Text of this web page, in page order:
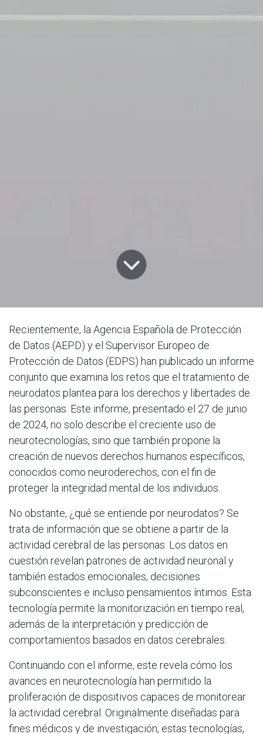
Recientemente, la Agencia Española de Protección
de Datos (AEPD) y el Supervisor Europeo de
Protección de Datos (EDPS) han publicado un informe
conjunto que examina los retos que el tratamiento de
neurodatos plantea para los derechos y libertades de
las personas. Este informe, presentado el 27 de junio
de 2024, no solo describe el creciente uso de
neurotecnologías, sino que también propone la
creación de nuevos derechos humanos específicos,
conocidos como neuroderechos, con el fin de
proteger la integridad mental de los individuos.
No obstante, ¿qué se entiende por neurodatos? Se
trata de información que se obtiene a partir de la
actividad cerebral de las personas. Los datos en
cuestión revelan patrones de actividad neuronal y
también estados emocionales, decisiones
subconscientes e incluso pensamientos íntimos. Esta
tecnología permite la monitorización en tiempo real,
además de la interpretación y predicción de
comportamientos basados en datos cerebrales.
Continuando con el informe, este revela cómo los
avances en neurotecnología han permitido la
proliferación de dispositivos capaces de monitorear
la actividad cerebral. Originalmente diseñadas para
fines médicos y de investigación, estas tecnologías,